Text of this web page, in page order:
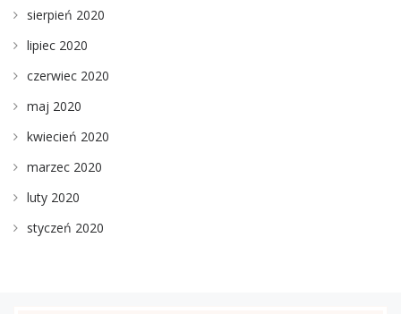
sierpień 2020
lipiec 2020
czerwiec 2020
maj 2020
kwiecień 2020
marzec 2020
luty 2020
styczeń 2020